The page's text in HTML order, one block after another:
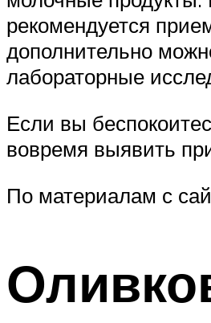
рекомендуется
дополнительно
лабораторные
Если вы
вовремя выявить
По материалам с